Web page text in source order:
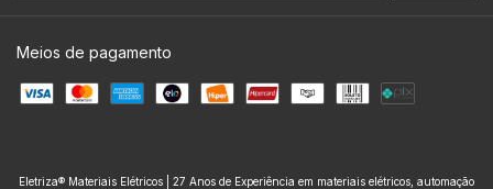
Meios de pagamento
Eletriza® Materiais Elétricos | 27 Anos de Experiência em materiais elétricos, automação